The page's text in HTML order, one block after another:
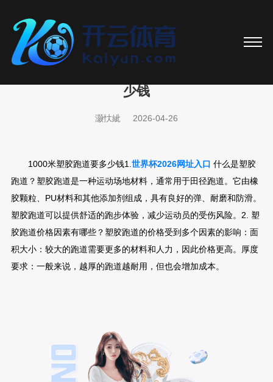
少钱
灏忕紪 2026-04-26
1000米塑胶跑道要多少钱1. 世界杯2026网址入口 什么是塑胶
跑道？塑胶跑道是一种运动场地材料，通常用于田径跑道。它由橡
胶颗粒、PU材料和其他添加剂组成，具有良好的弹、耐磨和防滑。
塑胶跑道可以提供舒适的跑步体验，减少运动员的受伤风险。2. 塑
胶跑道价格因素有哪些？塑胶跑道的价格受到多个因素的影响：面
积大小：较大的跑道需要更多的材料和人力，因此价格更高。厚度
要求：一般来说，越厚的跑道越耐用，但也会增加成本。